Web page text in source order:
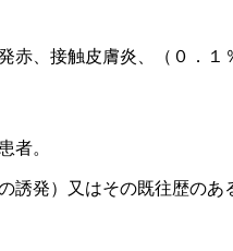
、接触皮膚炎、（０．１
者。
発）又はその既往歴のあ